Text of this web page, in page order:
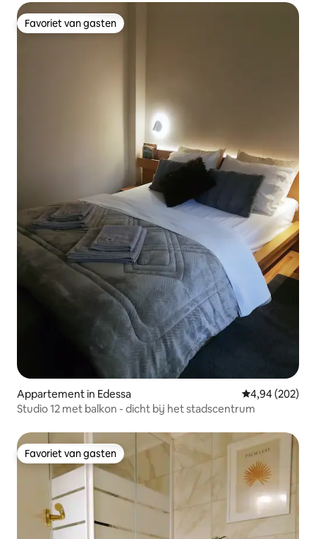
Favoriet van gasten
Favoriet van gasten
Appartement in Edessa Gemiddelde
4,94 (202)
Studio 12 met balkon - dicht bij het stadscentrum
Favoriet van gasten
Favoriet van gasten